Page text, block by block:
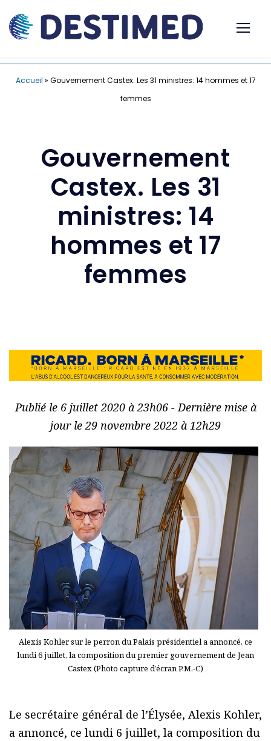
Accueil » Gouvernement Castex. Les 31 ministres: 14 hommes et 17
femmes
Gouvernement
Castex. Les 31
ministres: 14
hommes et 17
femmes
Publié le 6 juillet 2020 à 23h06 - Dernière mise à
jour le 29 novembre 2022 à 12h29
Alexis Kohler sur le perron du Palais présidentiel a annoncé, ce
lundi 6 juillet, la composition du premier gouvernement de Jean
Castex (Photo capture d’écran P.M.-C)
Le secrétaire général de l’Élysée, Alexis Kohler,
a annoncé, ce lundi 6 juillet, la composition du